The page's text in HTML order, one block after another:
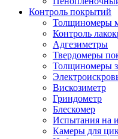
Контроль покрытий
Толщиномеры
Контроль
Адгезиметры
Твердомеры
Толщиномеры
Вискозиметр
Гриндометр
Блескомер
Испытания на
Камеры для